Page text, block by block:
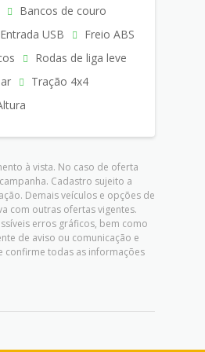
Bancos de couro
Entrada USB
Freio ABS
Rodas de liga leve
Tração 4x4
à vista. No caso de oferta
Cadastro sujeito a
Demais veículos e opções de
com outras ofertas vigentes.
erros gráficos, bem como
de aviso ou comunicação e
confirme todas as informações